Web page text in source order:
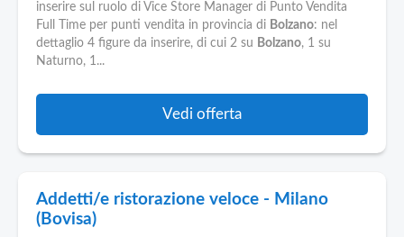
inserire sul ruolo di Vice Store Manager di Punto Vendita
Full Time per punti vendita in provincia di Bolzano: nel
dettaglio 4 figure da inserire, di cui 2 su Bolzano, 1 su
Naturno, 1...
Vedi offerta
Addetti/e ristorazione veloce - Milano
(Bovisa)